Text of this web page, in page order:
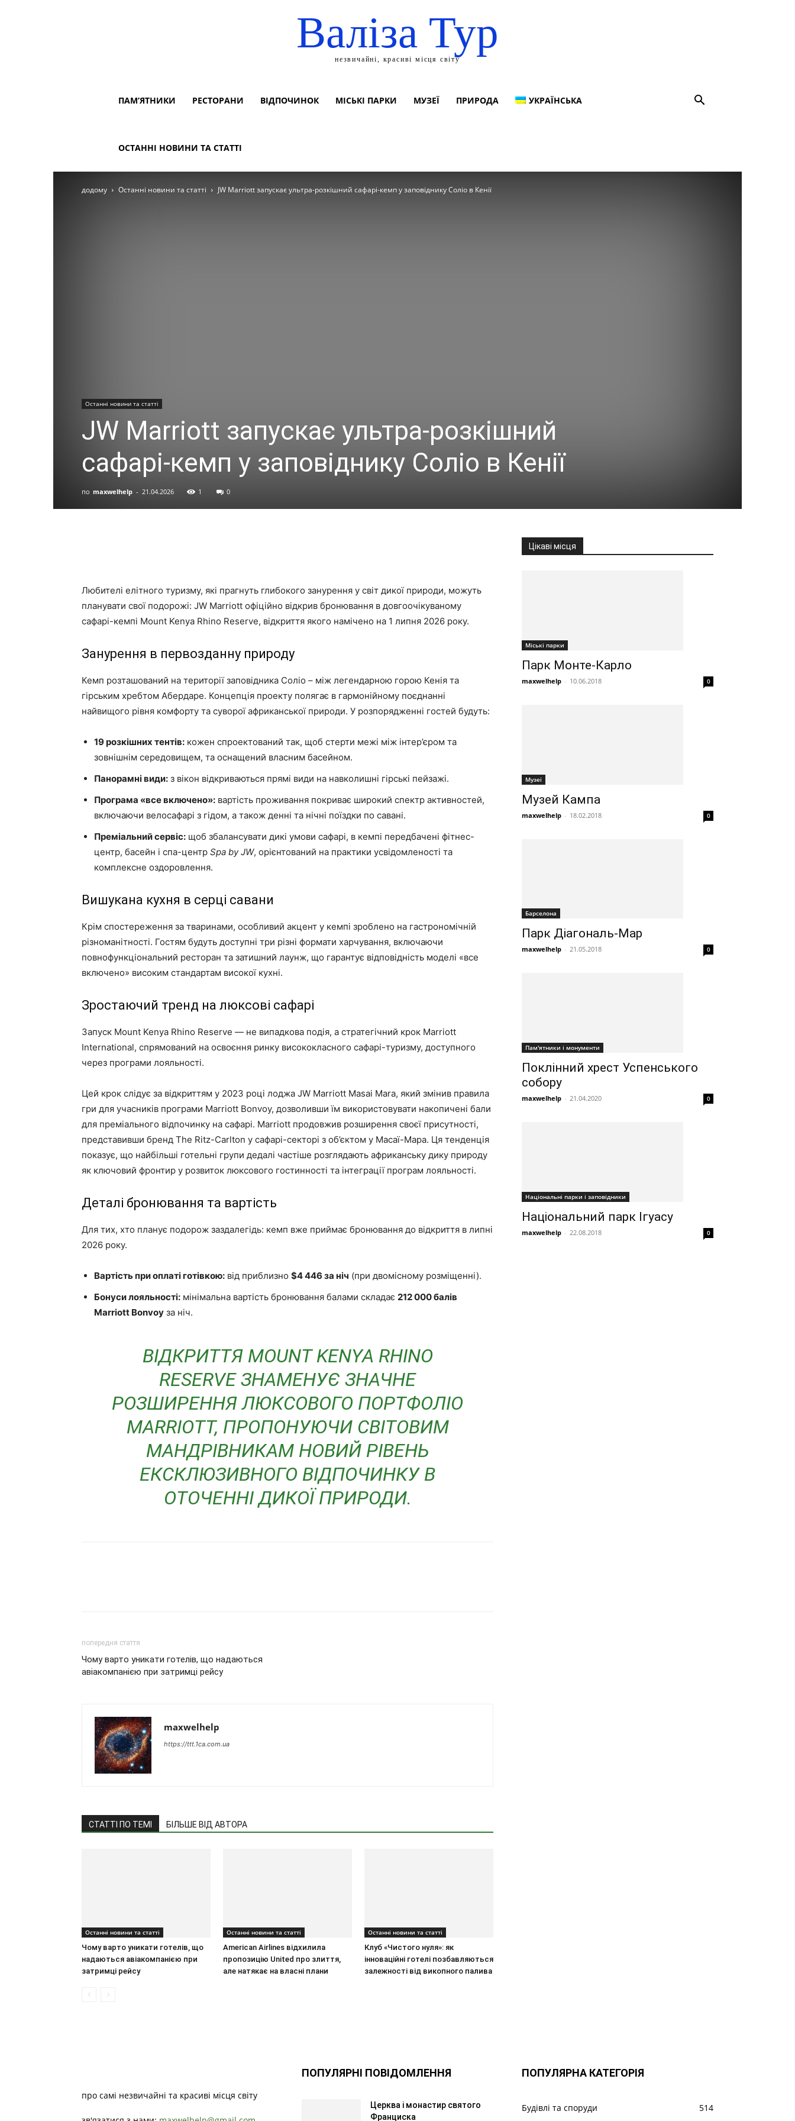
Валіза Тур
незвичайні, красиві місця світу
ПАМ’ЯТНИКИ РЕСТОРАНИ ВІДПОЧИНОК МІСЬКІ ПАРКИ МУЗЕЇ ПРИРОДА УКРАЇНСЬКА
ОСТАННІ НОВИНИ ТА СТАТТІ
додому Останні новини та статті JW Marriott запускає ультра-розкішний сафарі-кемп у заповіднику Соліо в Кенії
Останні новини та статті
JW Marriott запускає ультра-розкішний
сафарі-кемп у заповіднику Соліо в Кенії
по maxwelhelp - 21.04.2026 1 0
Любителі елітного туризму, які прагнуть глибокого занурення у світ дикої природи, можуть
планувати свої подорожі: JW Marriott офіційно відкрив бронювання в довгоочікуваному
сафарі-кемпі Mount Kenya Rhino Reserve, відкриття якого намічено на 1 липня 2026 року.
Занурення в первозданну природу
Кемп розташований на території заповідника Соліо – між легендарною горою Кенія та
гірським хребтом Абердаре. Концепція проекту полягає в гармонійному поєднанні
найвищого рівня комфорту та суворої африканської природи. У розпорядженні гостей будуть:
19 розкішних тентів: кожен спроектований так, щоб стерти межі між інтер’єром та
зовнішнім середовищем, та оснащений власним басейном.
Панорамні види: з вікон відкриваються прямі види на навколишні гірські пейзажі.
Програма «все включено»: вартість проживання покриває широкий спектр активностей,
включаючи велосафарі з гідом, а також денні та нічні поїздки по савані.
Преміальний сервіс: щоб збалансувати дикі умови сафарі, в кемпі передбачені фітнес-
центр, басейн і спа-центр Spa by JW, орієнтований на практики усвідомленості та
комплексне оздоровлення.
Вишукана кухня в серці савани
Крім спостереження за тваринами, особливий акцент у кемпі зроблено на гастрономічній
різноманітності. Гостям будуть доступні три різні формати харчування, включаючи
повнофункціональний ресторан та затишний лаунж, що гарантує відповідність моделі «все
включено» високим стандартам високої кухні.
Зростаючий тренд на люксові сафарі
Запуск Mount Kenya Rhino Reserve — не випадкова подія, а стратегічний крок Marriott
International, спрямований на освоєння ринку висококласного сафарі-туризму, доступного
через програми лояльності.
Цей крок слідує за відкриттям у 2023 році лоджа JW Marriott Masai Mara, який змінив правила
гри для учасників програми Marriott Bonvoy, дозволивши їм використовувати накопичені бали
для преміального відпочинку на сафарі. Marriott продовжив розширення своєї присутності,
представивши бренд The ​​Ritz-Carlton у сафарі-секторі з об’єктом у Масаї-Мара. Ця тенденція
показує, що найбільші готельні групи дедалі частіше розглядають африканську дику природу
як ключовий фронтир у розвиток люксового гостинності та інтеграції програм лояльності.
Деталі бронювання та вартість
Для тих, хто планує подорож заздалегідь: кемп вже приймає бронювання до відкриття в липні
2026 року.
Вартість при оплаті готівкою: від приблизно $4 446 за ніч (при двомісному розміщенні).
Бонуси лояльності: мінімальна вартість бронювання балами складає 212 000 балів
Marriott Bonvoy за ніч.
ВІДКРИТТЯ MOUNT KENYA RHINO
RESERVE ЗНАМЕНУЄ ЗНАЧНЕ
РОЗШИРЕННЯ ЛЮКСОВОГО ПОРТФОЛІО
MARRIOTT, ПРОПОНУЮЧИ СВІТОВИМ
МАНДРІВНИКАМ НОВИЙ РІВЕНЬ
ЕКСКЛЮЗИВНОГО ВІДПОЧИНКУ В
ОТОЧЕННІ ДИКОЇ ПРИРОДИ.
попередня стаття
Чому варто уникати готелів, що надаються
авіакомпанією при затримці рейсу
maxwelhelp
https://ttt.1ca.com.ua
СТАТТІ ПО ТЕМІ БІЛЬШЕ ВІД АВТОРА
Останні новини та статті
Чому варто уникати готелів, що
надаються авіакомпанією при
затримці рейсу
Останні новини та статті
American Airlines відхилила
пропозицію United про злиття,
але натякає на власні плани
Останні новини та статті
Клуб «Чистого нуля»: як
інноваційні готелі позбавляються
залежності від викопного палива
Цікаві місця
Міські парки
Парк Монте-Карло
maxwelhelp - 10.06.2018 0
Музеї
Музей Кампа
maxwelhelp - 18.02.2018 0
Барселона
Парк Діагональ-Map
maxwelhelp - 21.05.2018 0
Пам'ятники і монументи
Поклінний хрест Успенського
собору
maxwelhelp - 21.04.2020 0
Національні парки і заповідники
Національний парк Ігуасу
maxwelhelp - 22.08.2018 0
про самі незвичайні та красиві місця світу
ПОПУЛЯРНІ ПОВІДОМЛЕННЯ
Церква і монастир святого
Франциска
ПОПУЛЯРНА КАТЕГОРІЯ
Будівлі та споруди
514